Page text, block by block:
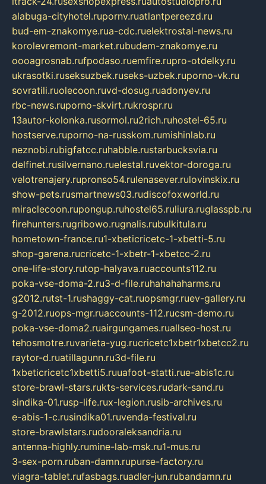
alabuga-cityhotel.rupornv.ruatlantpereezd.ru
bud-em-znakomye.rua-cdc.ruelektrostal-news.ru
korolevremont-market.rubudem-znakomye.ru
oooagrosnab.rufpodaso.ruemfire.rupro-otdelky.ru
ukrasotki.ruseksuzbek.ruseks-uzbek.ruporno-vk.ru
sovratili.ruolecoon.ruvd-dosug.ruadonyev.ru
rbc-news.ruporno-skvirt.rukrospr.ru
13autor-kolonka.rusormol.ru2rich.ruhostel-65.ru
hostserve.ruporno-na-russkom.rumishinlab.ru
neznobi.rubigfatcc.ruhabble.rustarbucksvia.ru
delfinet.rusilvernano.ruelestal.ruvektor-doroga.ru
velotrenajery.rupronso54.rulenasever.rulovinskix.ru
show-pets.rusmartnews03.rudiscofoxworld.ru
miraclecoon.rupongup.ruhostel65.ruliura.ruglasspb.ru
firehunters.rugribowo.rugnalis.rubulkitula.ru
hometown-france.ru1-xbeticricetc-1-xbetti-5.ru
shop-garena.rucricetc-1-xbetr-1-xbetcc-2.ru
one-life-story.rutop-halyava.ruaccounts112.ru
poka-vse-doma-2.ru3-d-file.ruhahahaharms.ru
g2012.rutst-1.rushaggy-cat.ruopsmgr.ruev-gallery.ru
g-2012.ruops-mgr.ruaccounts-112.rucsm-demo.ru
poka-vse-doma2.ruairgungames.ruallseo-host.ru
tehosmotre.ruvarieta-yug.rucricetc1xbetr1xbetcc2.ru
raytor-d.ruatillagunn.ru3d-file.ru
1xbeticricetc1xbetti5.ruuafoot-statti.rue-abis1c.ru
store-brawl-stars.rukts-services.rudark-sand.ru
sindika-01.rusp-life.rux-legion.rusib-archives.ru
e-abis-1-c.rusindika01.ruvenda-festival.ru
store-brawlstars.rudooraleksandria.ru
antenna-highly.rumine-lab-msk.ru1-mus.ru
3-sex-porn.ruban-damn.rupurse-factory.ru
viagra-tablet.rufasbags.ruadler-jun.rubandamn.ru